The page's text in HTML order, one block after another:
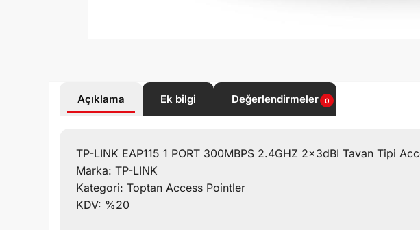
Açıklama Ek bilgi Değerlendirmeler 0
TP-LINK EAP115 1 PORT 300MBPS 2.4GHZ 2x3dBI Tavan Tipi
Marka: TP-LINK
Kategori: Toptan Access Pointler
KDV: %20